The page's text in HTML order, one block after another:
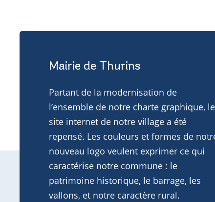
Mairie de Thurins
Partant de la modernisation de
l’ensemble de notre charte graphique, le
site internet de notre village a été
repensé. Les couleurs et formes de
nouveau logo veulent exprimer ce qui
caractérise notre commune : le
patrimoine historique, le barrage, les
vallons, et notre caractère rural.